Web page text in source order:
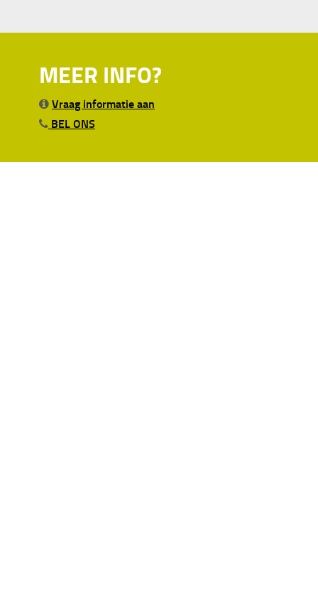
MEER INFO?
Vraag informatie aan
BEL ONS